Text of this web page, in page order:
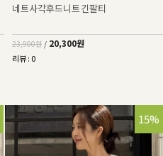
네트사각후드니트긴팔티
23,900원 / 20,300원
리뷰 : 0
15%